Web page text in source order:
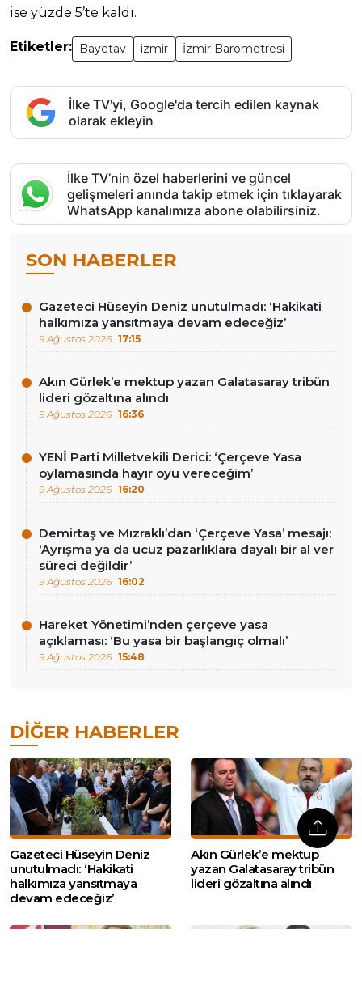
ise yüzde 5’te kaldı.
Etiketler: Bayetav izmir İzmir Barometresi
İlke TV'yi, Google'da tercih edilen kaynak
olarak ekleyin
İlke TV’nin özel haberlerini ve güncel
gelişmeleri anında takip etmek için tıklayarak
WhatsApp kanalımıza abone olabilirsiniz.
SON HABERLER
Gazeteci Hüseyin Deniz unutulmadı: ‘Hakikati
halkımıza yansıtmaya devam edeceğiz’
9 Ağustos 2026 17:15
Akın Gürlek’e mektup yazan Galatasaray tribün
lideri gözaltına alındı
9 Ağustos 2026 16:36
YENİ Parti Milletvekili Derici: ‘Çerçeve Yasa
oylamasında hayır oyu vereceğim’
9 Ağustos 2026 16:20
Demirtaş ve Mızraklı’dan ‘Çerçeve Yasa’ mesajı:
‘Ayrışma ya da ucuz pazarlıklara dayalı bir al ver
süreci değildir’
9 Ağustos 2026 16:02
Hareket Yönetimi’nden çerçeve yasa
açıklaması: ‘Bu yasa bir başlangıç olmalı’
9 Ağustos 2026 15:48
DIĞER HABERLER
Gazeteci Hüseyin Deniz
unutulmadı: ‘Hakikati
halkımıza yansıtmaya
devam edeceğiz’
Akın Gürlek’e mektup
yazan Galatasaray tribün
lideri gözaltına alındı